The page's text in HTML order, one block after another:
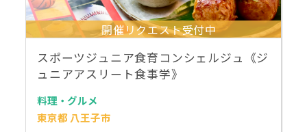
開催リクエスト受付中
スポーツジュニア食育コンシェルジュ《ジ
ュニアアスリート食事学》
料理・グルメ
東京都 八王子市